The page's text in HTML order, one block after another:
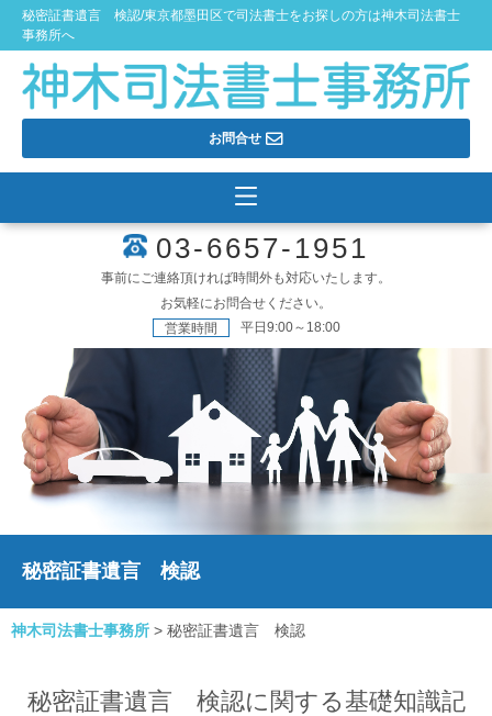
秘密証書遺言 検認/東京都墨田区で司法書士をお探しの方は神木司法書士
事務所へ
お問合せ
03-6657-1951
事前にご連絡頂ければ時間外も対応いたします。
お気軽にお問合せください。
営業時間
平日9:00～18:00
秘密証書遺言 検認
神木司法書士事務所 > 秘密証書遺言 検認
秘密証書遺言 検認に関する基礎知識記